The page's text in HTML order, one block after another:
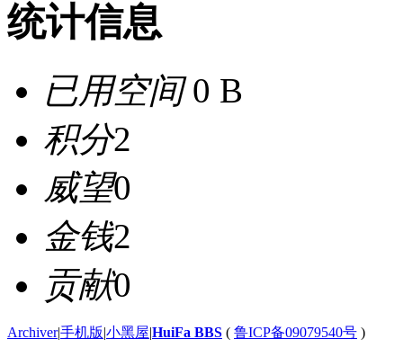
统计信息
已用空间0 B
积分2
威望0
金钱2
贡献0
Archiver|手机版|小黑屋|HuiFa BBS ( 鲁ICP备09079540号 )